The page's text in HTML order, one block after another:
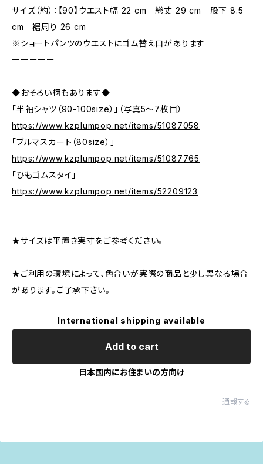
サイズ（約）：【90】ウエスト幅 22 cm 総丈 29 cm 股下 8.5
cm 裾周り 26 cm
※ショートパンツのウエストにゴム替え口があります
ーーーーー
◆おそろい柄もあります◆
「半袖シャツ（90-100size）」（写真5～7枚目）
https://www.kzplumpop.net/items/51087058
「ブルマスカート（80size）」
https://www.kzplumpop.net/items/51087765
「ひもゴムスタイ」
https://www.kzplumpop.net/items/52209123
★サイズは平置き実寸をご参考ください。
★ご利用の環境によって、色合いが実際の商品と少し異なる場合
があります。ご了承下さい。
International shipping available
Add to cart
日本国内にお住まいの方向け
通報する